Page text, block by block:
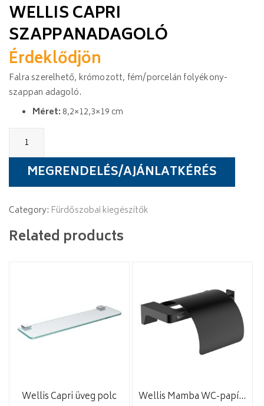
WELLIS CAPRI
SZAPPANADAGOLÓ
Érdeklődjön
Falra szerelhető, krómozott, fém/porcelán folyékony-
szappan adagoló.
Méret: 8,2×12,3×19 cm
Wellis
Capri
szappanadagoló
quantityMEGRENDELÉS/AJÁNLATKÉRÉS
Category: Fürdőszobai kiegészítők
Related products
Wellis Capri üveg polc Wellis Mamba WC-papír tartó